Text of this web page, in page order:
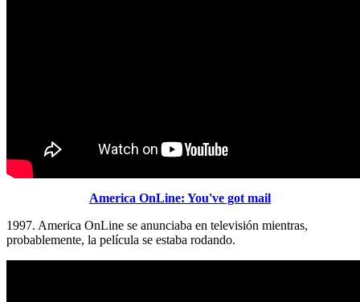
America OnLine: You've got mail
1997. America OnLine se anunciaba en televisión mientras,
probablemente, la película se estaba rodando.